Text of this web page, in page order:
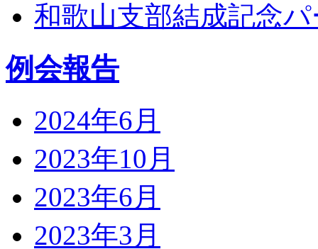
和歌山支部結成記念
例会報告
2024年6月
2023年10月
2023年6月
2023年3月